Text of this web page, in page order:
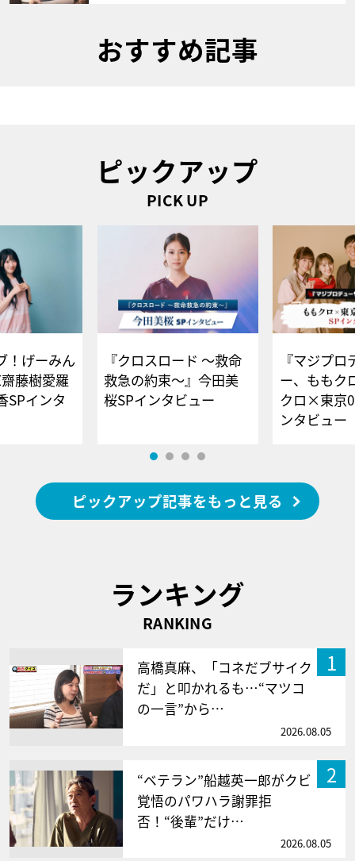
おすすめ記事
ピックアップ
PICK UP
！げーみん
藤樹愛羅
SPインタ
『クロスロード ～救命
救急の約束～』今田美
桜SPインタビュー
『マジプロ
ー、ももク
クロ×東京
ンタビュー
ピックアップ記事をもっと見る
ランキング
RANKING
1
高橋真麻、「コネだブサイク
だ」と叩かれるも…“マツコ
の一言”から…
2026.08.05
2
“ベテラン”船越英一郎がクビ
覚悟のパワハラ謝罪拒
否！“後輩”だけ…
2026.08.05